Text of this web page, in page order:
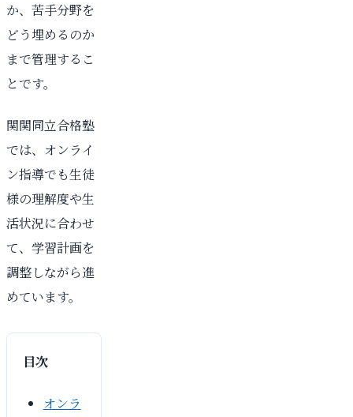
か、苦手分野を
どう埋めるのか
まで管理するこ
とです。
関関同立合格塾
では、オンライ
ン指導でも生徒
様の理解度や生
活状況に合わせ
て、学習計画を
調整しながら進
めています。
目次
オンラ